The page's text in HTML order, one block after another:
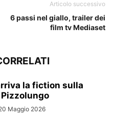
Articolo successivo
6 passi nel giallo, trailer dei
film tv Mediaset
la fiction sulla
Maggio 2026